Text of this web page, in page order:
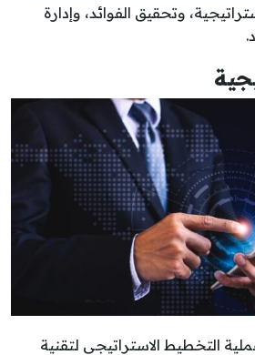
وتحقيق الفوائد، وإدارة
التخطيط الاستراتيجي لتقنية